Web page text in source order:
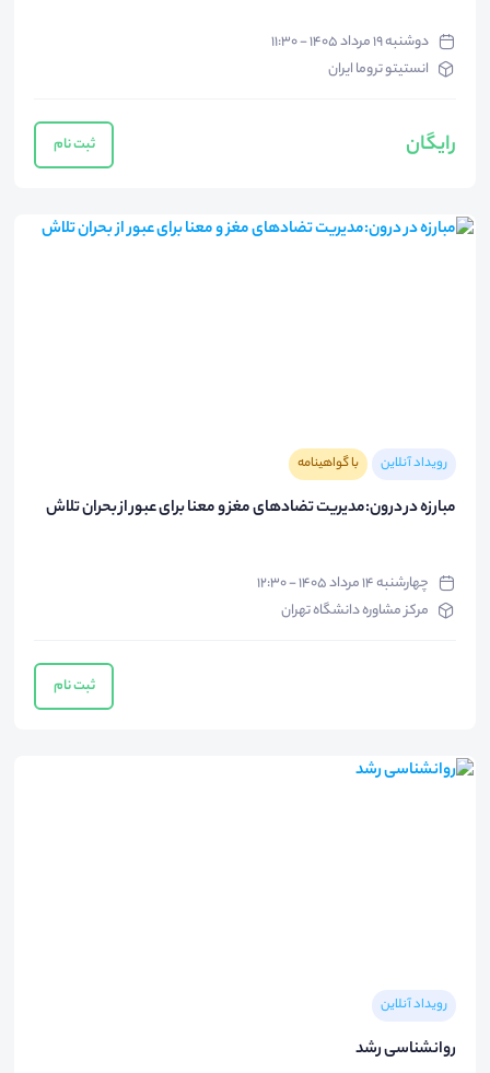
دوشنبه ۱۹ مرداد ۱۴۰۵ - ۱۱:۳۰
انستیتو تروما ایران
رایگان ثبت نام
رویداد آنلاین با گواهینامه
مبارزه در درون:مدیریت تضادهای مغز و معنا برای عبور از بحران تلاش
چهارشنبه ۱۴ مرداد ۱۴۰۵ - ۱۲:۳۰
مرکز مشاوره دانشگاه تهران
ثبت نام
رویداد آنلاین
روانشناسی رشد